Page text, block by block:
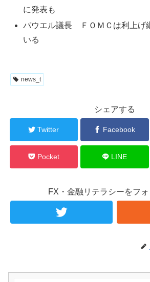
に発表も
パウエル議長 ＦＯＭＣは利上げ
いる
news_t
シェアする
Twitter Facebook
Pocket LINE
FX・金融リテラシーをフ